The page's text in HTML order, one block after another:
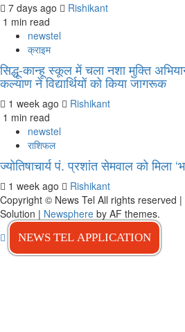
7 days ago
Rishikant
1 min read
newstel
क्राइम
सिद्धू-कान्हू स्कूल में चला नशा मुक्ति
कल्याण ने विद्यार्थियों को किया जागरूक
1 week ago
Rishikant
1 min read
newstel
राशिफल
ज्योतिषाचार्य पं. प्रशांत सेमवाल को मिला
1 week ago
Rishikant
Copyright © News Tel All rights reserved
Solution | Newsphere by AF themes.
NEWS TEL APPLICATION